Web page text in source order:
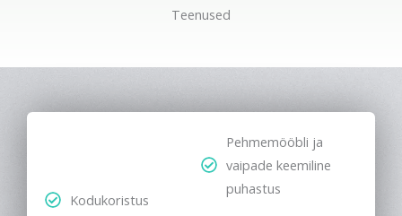
Teenused
Kodukoristus
Pehmemööbli ja
vaipade keemiline
puhastus